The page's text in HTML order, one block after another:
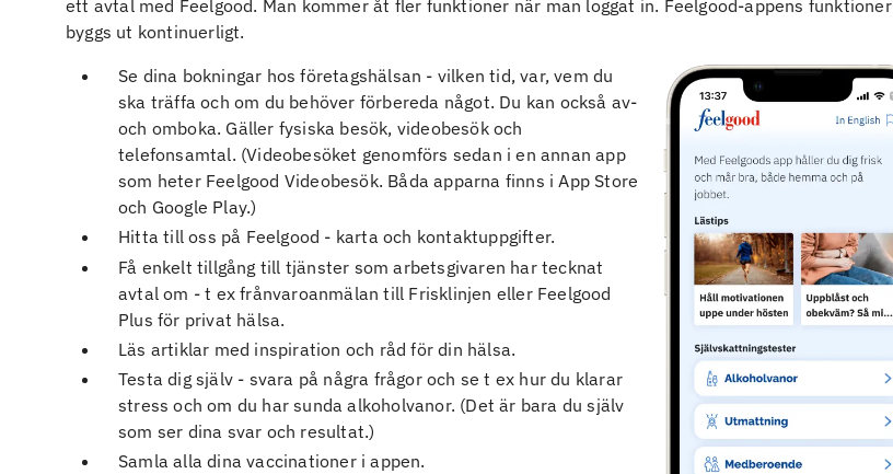
ett avtal med Feelgood. Man kommer åt fler funktioner när man loggat in. Feelgood-appens funktioner
byggs ut kontinuerligt.
Se dina bokningar hos företagshälsan - vilken tid, var, vem du
ska träffa och om du behöver förbereda något. Du kan också av-
och omboka. Gäller fysiska besök, videobesök och
telefonsamtal. (Videobesöket genomförs sedan i en annan app
som heter Feelgood Videobesök. Båda apparna finns i App Store
och Google Play.)
Hitta till oss på Feelgood - karta och kontaktuppgifter.
Få enkelt tillgång till tjänster som arbetsgivaren har tecknat
avtal om - t ex frånvaroanmälan till Frisklinjen eller Feelgood
Plus för privat hälsa.
Läs artiklar med inspiration och råd för din hälsa.
Testa dig själv - svara på några frågor och se t ex hur du klarar
stress och om du har sunda alkoholvanor. (Det är bara du själv
som ser dina svar och resultat.)
Samla alla dina vaccinationer i appen.